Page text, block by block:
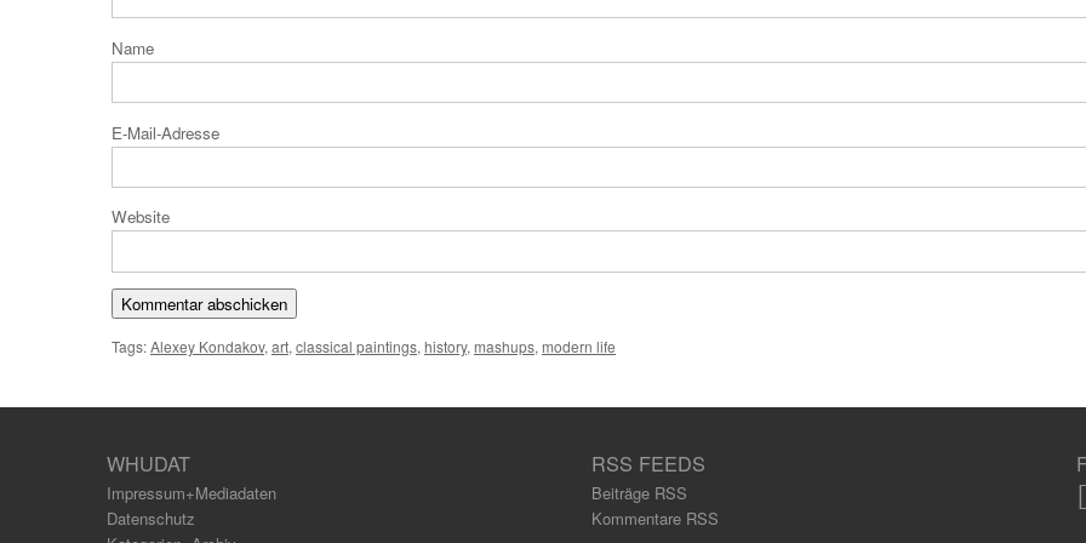
E-Mail-
Website
Tags:Alexey Kondakov, art, classical paintings, history, mashups, modern life
WHUDAT
Impressum+Mediadaten
Datenschutz
RSS FEEDS
Beiträge RSS
Kommentare RSS